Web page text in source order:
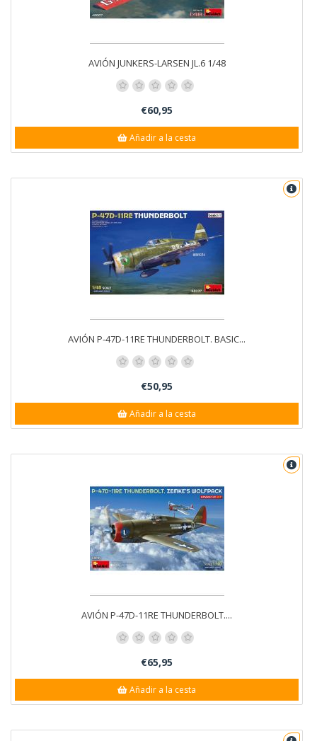
AVIÓN JUNKERS-LARSEN JL.6 1/48
€60,95
Añadir a la cesta
AVIÓN P-47D-11RE THUNDERBOLT. BASIC...
€50,95
Añadir a la cesta
AVIÓN P-47D-11RE THUNDERBOLT....
€65,95
Añadir a la cesta